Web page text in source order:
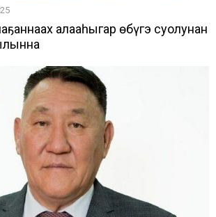
алааһыгар өбүгэ суолунан